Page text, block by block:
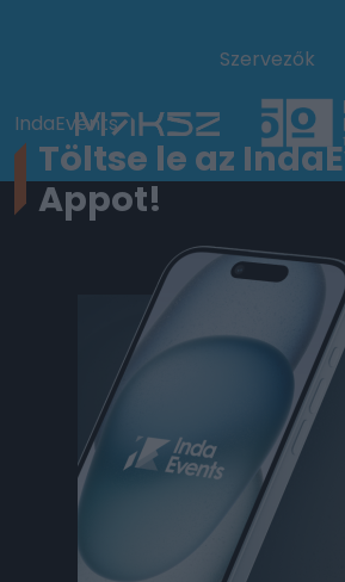
Szervezők
IndaEvents
Töltse le az
Appot!